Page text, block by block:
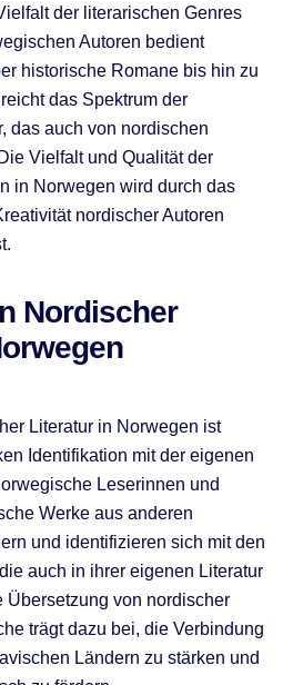
der literarischen Genres
Autoren bedient
historische Romane bis hin zu
das Spektrum der
das auch von nordischen
Vielfalt und Qualität der
in Norwegen wird durch das
nordischer Autoren
Nordischer
Literatur in Norwegen ist
Identifikation mit der eigenen
Leserinnen und
Werke aus anderen
und identifizieren sich mit den
auch in ihrer eigenen Literatur
von nordischer
trägt dazu bei, die Verbindung
Ländern zu stärken und